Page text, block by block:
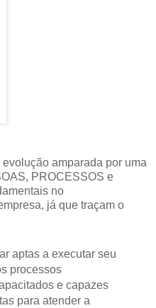
amparada por uma
PROCESSOS e
no
já que traçam o
aptas a executar seu
processos
e capazes
para atender a